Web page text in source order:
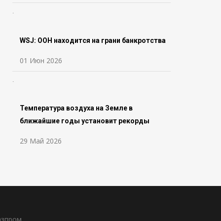
WSJ: ООН находится на грани банкротства
01 Июн 2026
Температура воздуха на Земле в
ближайшие годы установит рекорды
29 Май 2026